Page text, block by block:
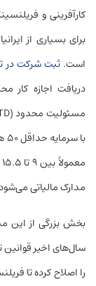
کارآفرینی و
برای بسیاری از
است.ثبت شرکت در
دریافت اجازه کار
مدارک مالیاتی
بخش بزرگی از این